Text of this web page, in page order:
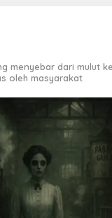
menyebar dari mulut
oleh masyarakat